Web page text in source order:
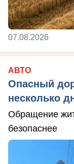
07.08.2026
АВТО
Опасный
несколько
Обращение
безопаснее